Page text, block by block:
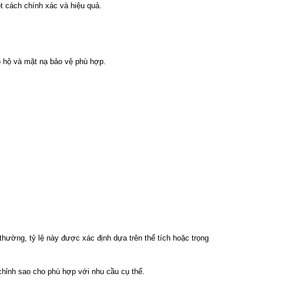
cách chính xác và hiệu quả.
và mặt nạ bảo vệ phù hợp.
tỷ lệ này được xác định dựa trên thể tích hoặc trọng
sao cho phù hợp với nhu cầu cụ thể.